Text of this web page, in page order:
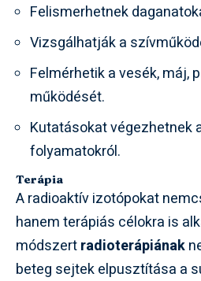
Felismerhetnek
Vizsgálhatják a
Felmérhetik a vesék, máj,
működését.
Kutatásokat végezhetnek
folyamatokról.
Terápia
A radioaktív izotópokat
hanem terápiás célokra is
módszertradioterápiának
beteg sejtek elpusztítása a